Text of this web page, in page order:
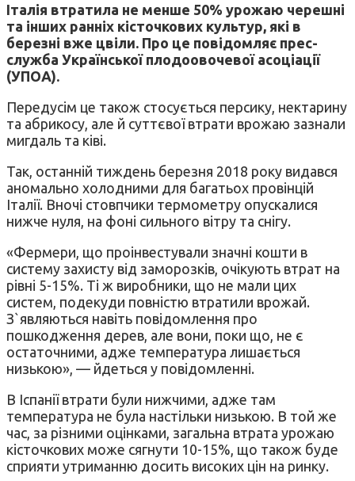
Італія втратила не менше 50% урожаю черешні
та інших ранніх кісточкових культур, які в
березні вже цвіли. Про це повідомляє прес-
служба Української плодоовочевої асоціації
(УПОА).
Передусім це також стосується персику, нектарину
та абрикосу, але й суттєвої втрати врожаю зазнали
мигдаль та ківі.
Так, останній тиждень березня 2018 року видався
аномально холодними для багатьох провінцій
Італії. Вночі стовпчики термометру опускалися
нижче нуля, на фоні сильного вітру та снігу.
«Фермери, що проінвестували значні кошти в
систему захисту від заморозків, очікують втрат на
рівні 5-15%. Ті ж виробники, що не мали цих
систем, подекуди повністю втратили врожай.
З`являються навіть повідомлення про
пошкодження дерев, але вони, поки що, не є
остаточними, адже температура лишається
низькою», — йдеться у повідомленні.
В Іспанії втрати були нижчими, адже там
температура не була настільки низькою. В той же
час, за різними оцінками, загальна втрата урожаю
кісточкових може сягнути 10-15%, що також буде
сприяти утриманню досить високих цін на ринку.